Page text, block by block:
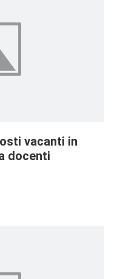
vacanti in
docenti